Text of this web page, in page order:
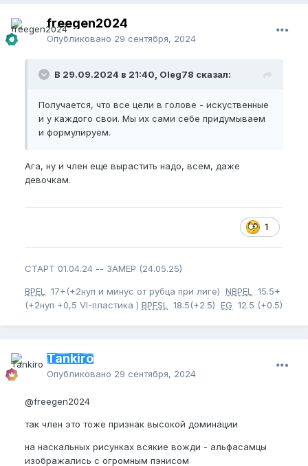
freegen2024
Опубликовано 29 сентября, 2024
В 29.09.2024 в 21:40, Oleg78 сказал:
Получается, что все цели в голове - искуственные
и у каждого свои. Мы их сами себе придумываем
и формулируем.
Ага, ну и член еще вырастить надо, всем, даже
девочкам.
1
СТАРТ 01.04.24 -- ЗАМЕР (24.05.25)
BPEL 17+(+2нуп и минус от рубца при лиге) NBPEL
15.5+
(+2нуп +0,5 VI-пластика ) BPFSL 18.5(+2.5) EG 12.5 (+0.5)
Tankiro
Опубликовано 29 сентября, 2024
@freegen2024
так член это тоже признак высокой доминации
на наскальных рисунках всякие вожди - альфасамцы
изображались с огромным пэнисом